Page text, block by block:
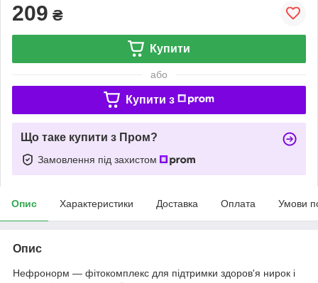
209 ₴
Купити
або
Купити з
Що таке купити з Пром?
Замовлення під захистом
Опис Характеристики Доставка Оплата Умови
Опис
Нефронорм — фітокомплекс для підтримки здоров'я нирок і